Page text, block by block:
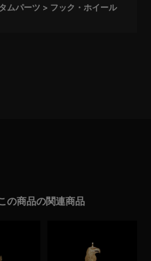
ムパーツ フック・ホイール
の商品の関連商品